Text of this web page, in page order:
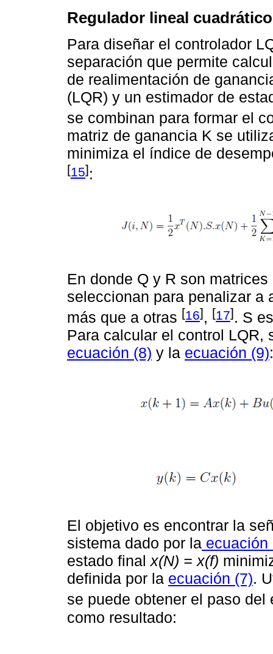
Regulador lineal
Para diseñar el controlador
separación que permite
de realimentación de
(LQR) y un estimador de
se combinan para formar el
matriz de ganancia K se
minimiza el índice de
[15]:
En donde Q y R son
seleccionan para penalizar a
más que a otras [16], [17]. S
Para calcular el control LQR,
ecuación (8) y la ecuación (9):
El objetivo es encontrar la
sistema dado por la ecuación
estado final x(N) = x(f)
definida por la ecuación (7).
se puede obtener el paso
como resultado: